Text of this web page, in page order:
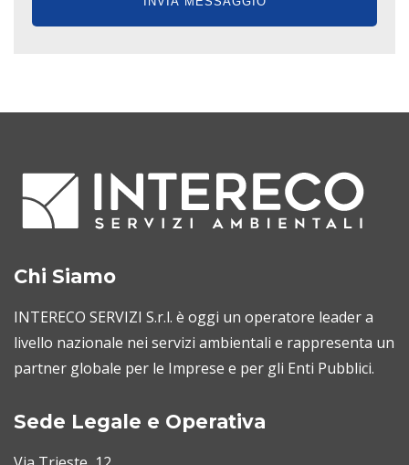
Chi Siamo
INTERECO SERVIZI S.r.l. è oggi un operatore leader a
livello nazionale nei servizi ambientali e rappresenta un
partner globale per le Imprese e per gli Enti Pubblici.
Sede Legale e Operativa